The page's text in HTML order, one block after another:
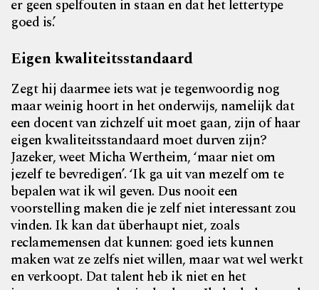
er geen spelfouten in staan en dat het lettertype
goed is.’
Eigen kwaliteitsstandaard
Zegt hij daarmee iets wat je tegenwoordig nog
maar weinig hoort in het onderwijs, namelijk dat
een docent van zichzelf uit moet gaan, zijn of haar
eigen kwaliteitsstandaard moet durven zijn?
Jazeker, weet Micha Wertheim, ‘maar niet om
jezelf te bevredigen’. ‘Ik ga uit van mezelf om te
bepalen wat ik wil geven. Dus nooit een
voorstelling maken die je zelf niet interessant zou
vinden. Ik kan dat überhaupt niet, zoals
reclamemensen dat kunnen: goed iets kunnen
maken wat ze zelfs niet willen, maar wat wel werkt
en verkoopt. Dat talent heb ik niet en het